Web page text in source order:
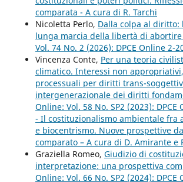
comparata - A cura di R. Tarchi
Nicoletta Perlo, Dalla colpa al diritto:
lunga marcia della libertà di abortire
Vol. 74 No. 2 (2026): DPCE Online 2-
Vincenza Conte, Per una teoria
climatico. Interessi non
processuali per diritti trans-
intergenerazionale dei diritti
Online: Vol. 58 No. SP2 (2023): DPCE
- Il costituzionalismo ambientale fra
e biocentrismo. Nuove prospettive
comparato – A cura di D. Amirante e
Graziella Romeo, Giudizio di
interpretazione: una prospettiva
Online: Vol. 66 No. SP2 (2024): DPCE